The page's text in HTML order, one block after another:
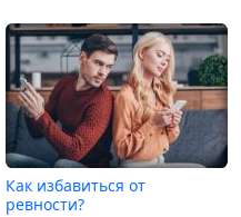
Как избавиться от
ревности?